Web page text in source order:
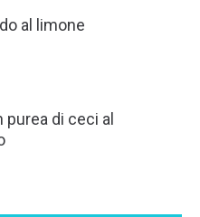
al limone
purea di ceci al